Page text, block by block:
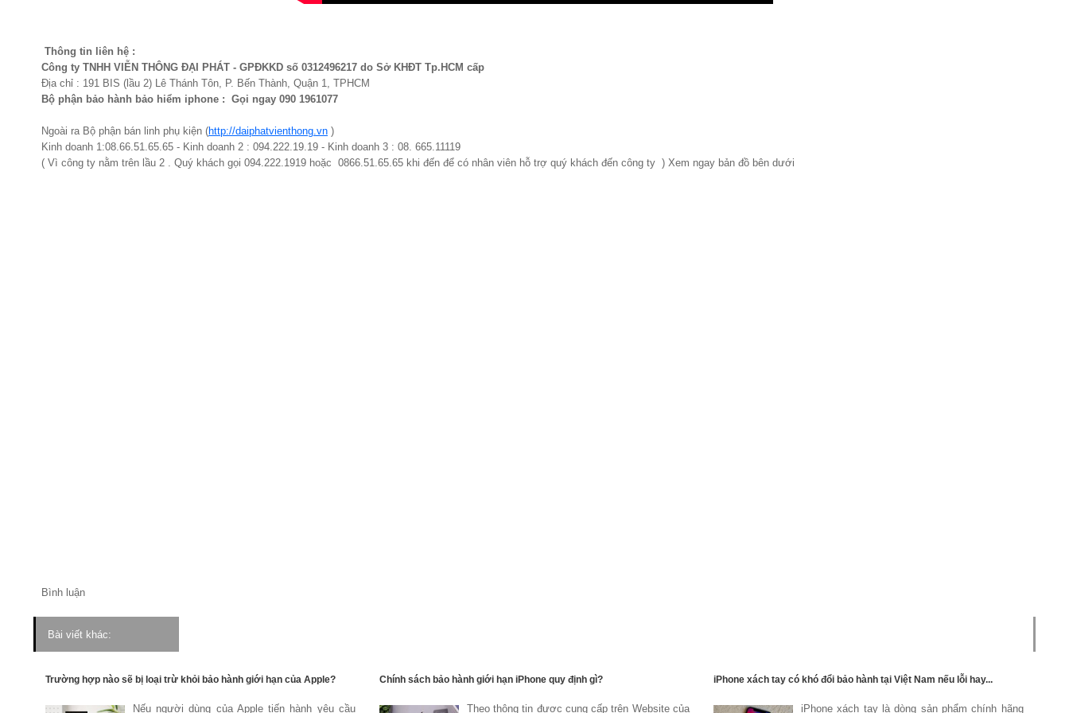
Thông tin liên hệ :
Công ty TNHH VIỄN THÔNG ĐẠI PHÁT - GPĐKKD số 0312496217 do Sở KHĐT Tp.HCM cấp
Địa chỉ : 191 BIS (lầu 2) Lê Thánh Tôn, P. Bến Thành, Quận 1, TPHCM
Bộ phận bảo hành bảo hiểm iphone : Gọi ngay 090 1961077​
Ngoài ra Bộ phận bán linh phụ kiện (http://daiphatvienthong.vn )
Kinh doanh 1:08.66.51.65.65 - Kinh doanh 2 : 094.222.19.19 - Kinh doanh 3 : 08. 665.11119
( Vì công ty nằm trên lầu 2 . Quý khách gọi 094.222.1919 hoặc 0866.51.65.65 khi đến để có nhân viên hỗ trợ quý khách đến công ty ) Xem ngay bản đồ bên dưới
Bình luận
Bài viết khác:
Trường hợp nào sẽ bị loại trừ khỏi bảo hành giới hạn của Apple?
Nếu người dùng của Apple tiến hành yêu cầu
Chính sách bảo hành giới hạn iPhone quy định gì?
Theo thông tin được cung cấp trên Website của
iPhone xách tay có khó đổi bảo hành tại Việt Nam nếu lỗi hay...
iPhone xách tay là dòng sản phẩm chính hãng